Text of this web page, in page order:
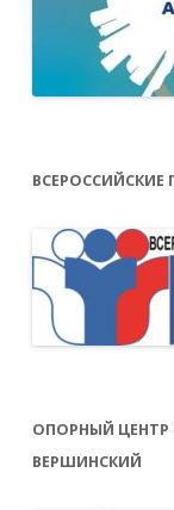
ОПОРНЫЙ
ВЕРШИНСКИЙ